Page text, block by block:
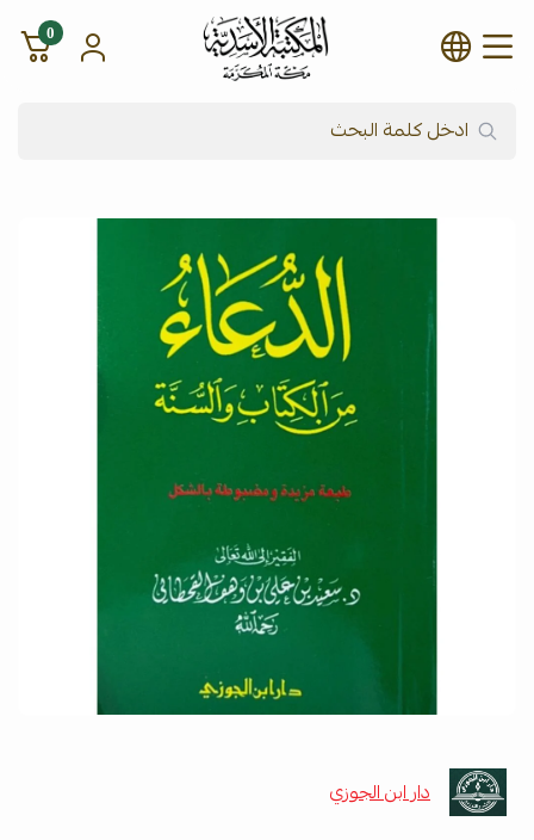
شركة المكتبة الأسدية للنشر
0
دار ابن الجوزي